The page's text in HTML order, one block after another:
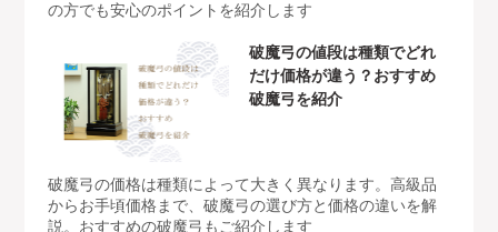
の方でも安心のポイントを紹介します
破魔弓の値段は種類でどれ
だけ価格が違う？おすすめ
破魔弓を紹介
破魔弓の価格は種類によって大きく異なります。高級品
からお手頃価格まで、破魔弓の選び方と価格の違いを解
説。おすすめの破魔弓もご紹介します